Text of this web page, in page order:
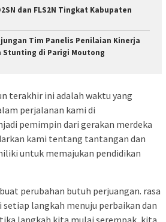
dan FLS2N Tingkat Kabupaten
Tim Panelis Penilaian Kinerja
Stunting di Parigi Moutong
terakhir ini adalah waktu yang
perjalanan kami di
pemimpin dari gerakan merdeka
kami tentang tantangan dan
untuk memajukan pendidikan
perubahan butuh perjuangan. rasa
langkah menuju perbaikan dan
langkah kita mulai serempak, kita